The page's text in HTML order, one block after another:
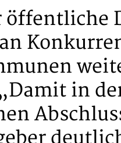
öffentliche
in